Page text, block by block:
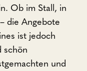
Ob im Stall, in
die Angebote
ist jedoch
schön
und